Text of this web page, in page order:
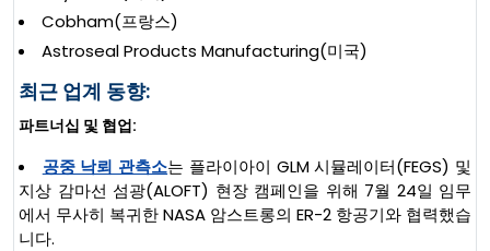
Cobham(프랑스)
Astroseal Products Manufacturing(미국)
최근 업계 동향:
파트너십 및 협업:
공중 낙뢰 관측소는 플라이아이 GLM 시뮬레이터(FEGS) 및
지상 감마선 섬광(ALOFT) 현장 캠페인을 위해 7월 24일 임무
에서 무사히 복귀한 NASA 암스트롱의 ER-2 항공기와 협력했습
니다.